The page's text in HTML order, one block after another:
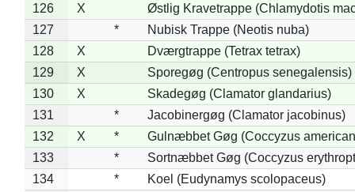
126
X
Østlig Kravetrappe (Chlamydotis
127
*
Nubisk Trappe (Neotis nuba)
128
X
Dværgtrappe (Tetrax tetrax)
129
X
Sporegøg (Centropus senegalensis)
130
X
Skadegøg (Clamator glandarius)
131
*
Jacobinergøg (Clamator jacobinus)
132
X *
Gulnæbbet Gøg (Coccyzus
133
*
Sortnæbbet Gøg (Coccyzus
134
*
Koel (Eudynamys scolopaceus)